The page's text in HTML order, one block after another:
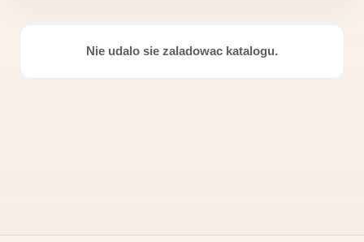
Nie udalo sie zaladowac katalogu.